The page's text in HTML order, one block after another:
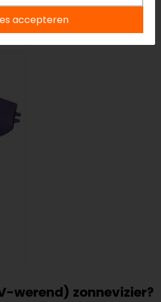
Pioneer II
20,95
werend) zonnevizier?
accepteren